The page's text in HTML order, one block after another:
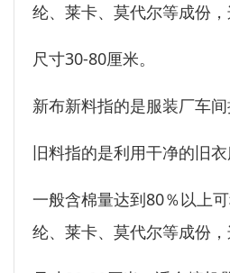
纶、莱卡、莫代尔等成份
尺寸30-80厘米。
新布新料指的是服装厂车
旧料指的是利用干净的旧衣
一般含棉量达到80％以上
纶、莱卡、莫代尔等成份